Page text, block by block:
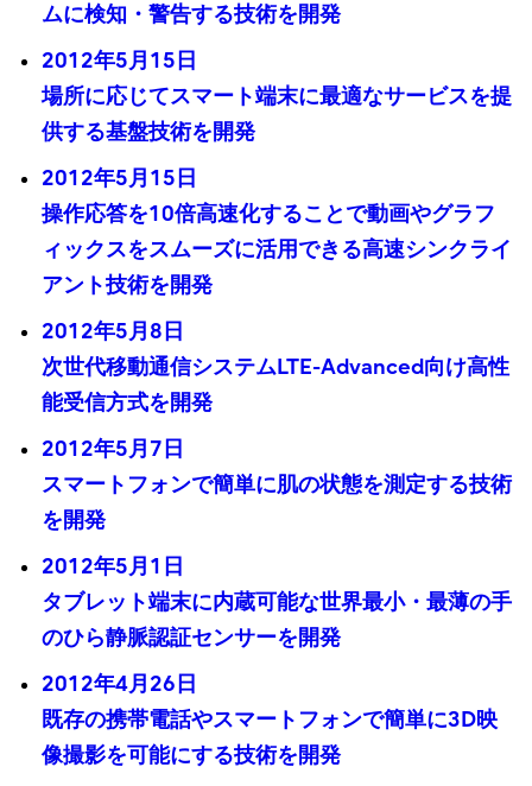
ムに検知・警告する技術を開発
2012年5月15日
場所に応じてスマート端末に最適なサービスを提
供する基盤技術を開発
2012年5月15日
操作応答を10倍高速化することで動画やグラフ
ィックスをスムーズに活用できる高速シンクライ
アント技術を開発
2012年5月8日
次世代移動通信システムLTE-Advanced向け高性
能受信方式を開発
2012年5月7日
スマートフォンで簡単に肌の状態を測定する技術
を開発
2012年5月1日
タブレット端末に内蔵可能な世界最小・最薄の手
のひら静脈認証センサーを開発
2012年4月26日
既存の携帯電話やスマートフォンで簡単に3D映
像撮影を可能にする技術を開発